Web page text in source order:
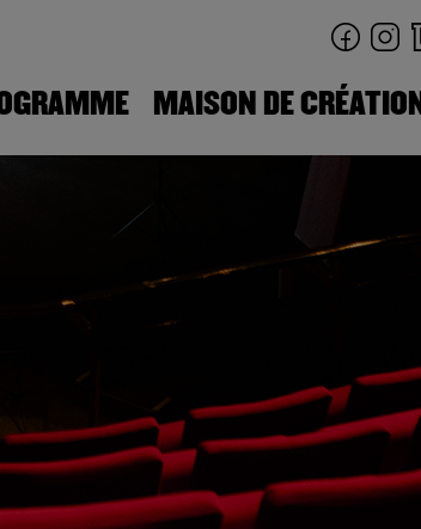
MAISON DE CRÉATION